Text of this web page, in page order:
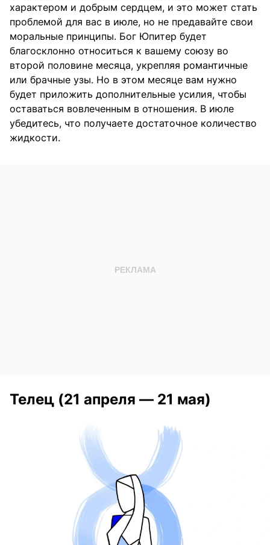
характером и добрым сердцем, и это может стать
проблемой для вас в июле, но не предавайте свои
моральные принципы. Бог Юпитер будет
благосклонно относиться к вашему союзу во
второй половине месяца, укрепляя романтичные
или брачные узы. Но в этом месяце вам нужно
будет приложить дополнительные усилия, чтобы
оставаться вовлеченным в отношения. В июле
убедитесь, что получаете достаточное количество
жидкости.
Телец (21 апреля — 21 мая)